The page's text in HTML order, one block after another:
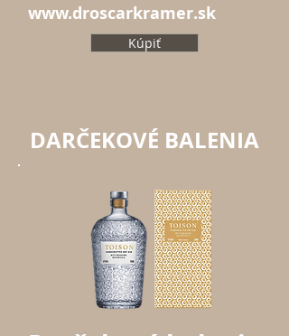
www.droscarkramer.sk
Kúpiť
DARČEKOVÉ BALENIA